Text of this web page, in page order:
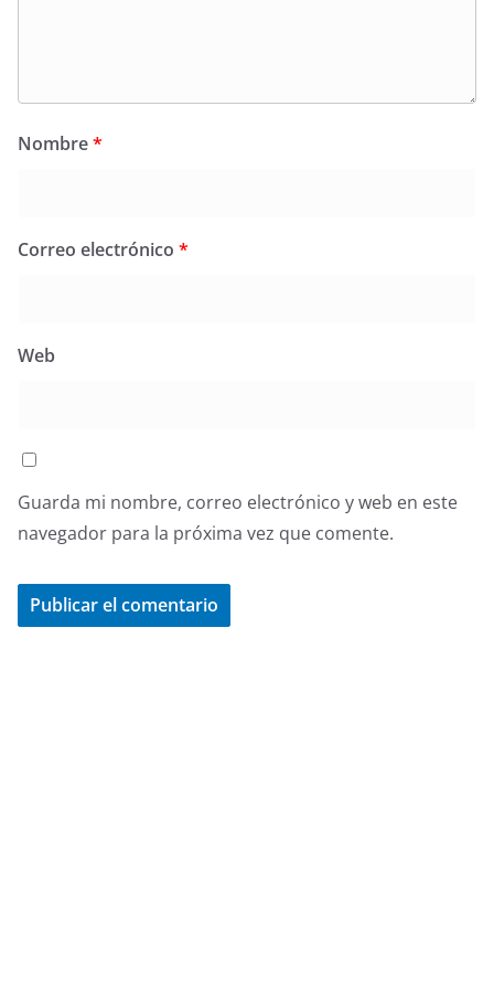
Nombre*
Correo electrónico *
Web
Guarda mi nombre, correo electrónico y web en este
navegador para la próxima vez que comente.